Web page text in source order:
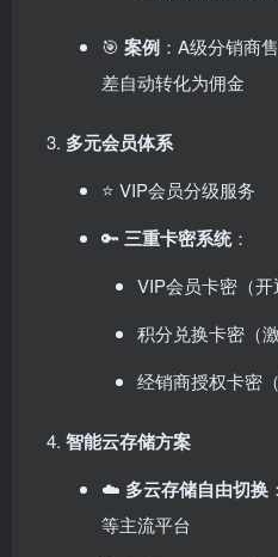
🎯 ​ 案例 ：A级分销商
差自动转化为佣金
多元会员体系
⭐ VIP会员分级服务
🔑 ​ 三重卡密系统：
VIP会员卡密（开
积分兑换卡密（
经销商授权卡密
智能云存储方案
☁️ ​ 多云存储自由切换
等主流平台